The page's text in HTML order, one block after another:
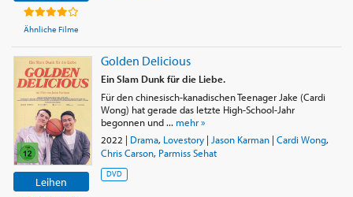
Ähnliche Filme
Leihen
Golden Delicious
Ein Slam Dunk für die Liebe.
Für den chinesisch-kanadischen Teenager Jake (Cardi
Wong) hat gerade das letzte High-School-Jahr
begonnen und ... mehr »
2022 | Drama, Lovestory| Jason Karman| Cardi Wong,
Chris Carson, Parmiss Sehat
DVD